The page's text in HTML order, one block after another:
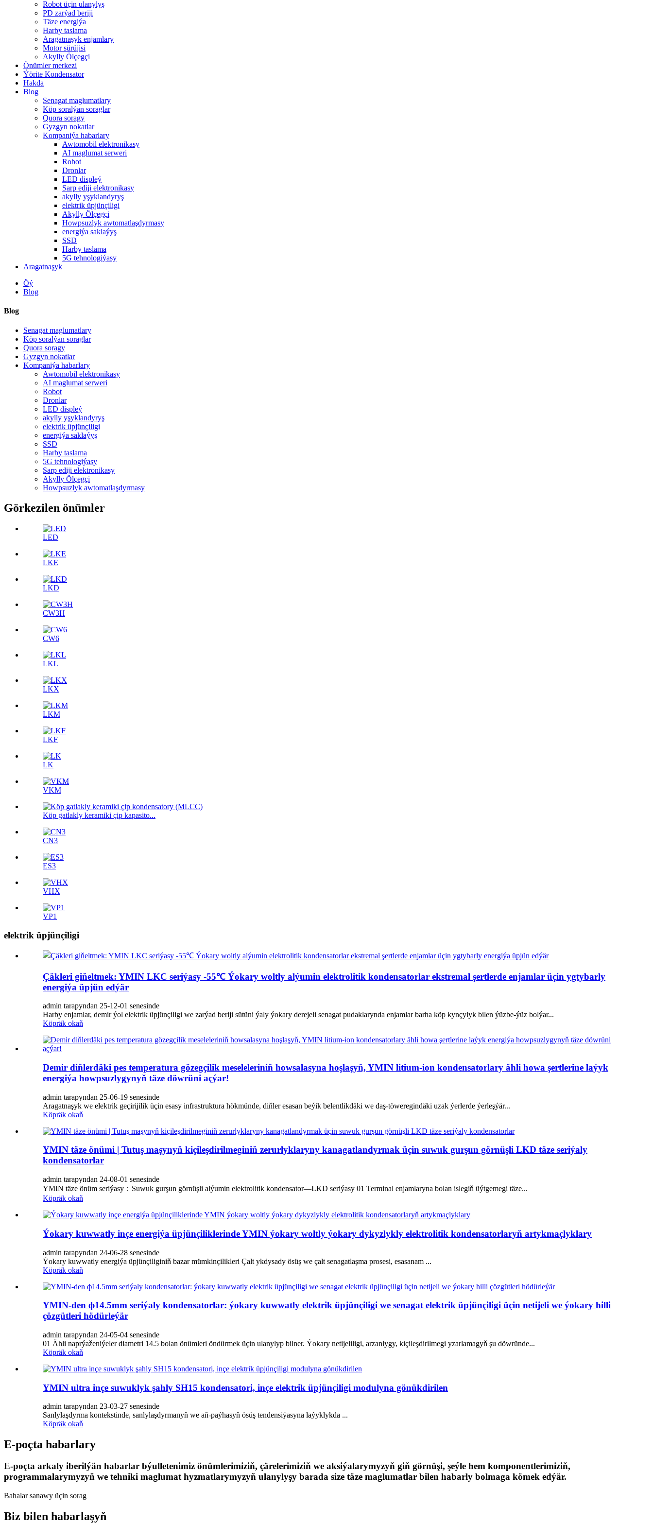
Robot üçin ulanylyş
PD zarýad beriji
Täze energiýa
Harby taslama
Aragatnaşyk enjamlary
Motor sürüjisi
Akylly Ölçegçi
Önümler merkezi
Ýörite Kondensator
Hakda
Blog
Senagat maglumatlary
Köp soralýan soraglar
Quora soragy
Gyzgyn nokatlar
Kompaniýa habarlary
Awtomobil elektronikasy
AI maglumat serweri
Robot
Dronlar
LED displeý
Sarp ediji elektronikasy
akylly yşyklandyryş
elektrik üpjünçiligi
Akylly Ölçegçi
Howpsuzlyk awtomatlaşdyrmasy
energiýa saklaýyş
SSD
Harby taslama
5G tehnologiýasy
Aragatnaşyk
Öý
Blog
Blog
Senagat maglumatlary
Köp soralýan soraglar
Quora soragy
Gyzgyn nokatlar
Kompaniýa habarlary
Awtomobil elektronikasy
AI maglumat serweri
Robot
Dronlar
LED displeý
akylly yşyklandyryş
elektrik üpjünçiligi
energiýa saklaýyş
SSD
Harby taslama
5G tehnologiýasy
Sarp ediji elektronikasy
Akylly Ölçegçi
Howpsuzlyk awtomatlaşdyrmasy
Görkezilen önümler
LED
LKE
LKD
CW3H
CW6
LKL
LKX
LKM
LKF
LK
VKM
Köp gatlakly keramiki çip kapasito...
CN3
ES3
VHX
VP1
elektrik üpjünçiligi
Çäkleri giňeltmek: YMIN LKC seriýasy -55℃ Ýokary woltly alýumin elektrolitik kondensatorlar ekstremal şertlerde enjamlar üçin ygtybarly
energiýa üpjün edýär
admin tarapyndan 25-12-01 senesinde
Harby enjamlar, demir ýol elektrik üpjünçiligi we zarýad beriji sütüni ýaly ýokary derejeli senagat pudaklarynda enjamlar barha köp kynçylyk bilen ýüzbe-ýüz bolýar...
Köpräk okaň
Demir diňlerdäki pes temperatura gözegçilik meseleleriniň howsalasyna hoşlaşyň, YMIN litium-ion kondensatorlary ähli howa şertlerine laýyk
energiýa howpsuzlygynyň täze döwrüni açýar!
admin tarapyndan 25-06-19 senesinde
Aragatnaşyk we elektrik geçirijilik üçin esasy infrastruktura hökmünde, diňler esasan beýik belentlikdäki we daş-töweregindäki uzak ýerlerde ýerleşýär...
Köpräk okaň
YMIN täze önümi | Tutuş maşynyň kiçileşdirilmeginiň zerurlyklaryny kanagatlandyrmak üçin suwuk gurşun görnüşli LKD täze seriýaly
kondensatorlar
admin tarapyndan 24-08-01 senesinde
YMIN täze önüm seriýasy：Suwuk gurşun görnüşli alýumin elektrolitik kondensator—LKD seriýasy 01 Terminal enjamlaryna bolan islegiň üýtgemegi täze...
Köpräk okaň
Ýokary kuwwatly inçe energiýa üpjünçiliklerinde YMIN ýokary woltly ýokary dykyzlykly elektrolitik kondensatorlaryň artykmaçlyklary
admin tarapyndan 24-06-28 senesinde
Ýokary kuwwatly energiýa üpjünçiliginiň bazar mümkinçilikleri Çalt ykdysady ösüş we çalt senagatlaşma prosesi, esasanam ...
Köpräk okaň
YMIN-den ф14.5mm seriýaly kondensatorlar: ýokary kuwwatly elektrik üpjünçiligi we senagat elektrik üpjünçiligi üçin netijeli we ýokary hilli
çözgütleri hödürleýär
admin tarapyndan 24-05-04 senesinde
01 Ähli naprýaženiýeler diametri 14.5 bolan önümleri öndürmek üçin ulanylyp bilner. Ýokary netijeliligi, arzanlygy, kiçileşdirilmegi yzarlamagyň şu döwründe...
Köpräk okaň
YMIN ultra inçe suwuklyk şahly SH15 kondensatori, inçe elektrik üpjünçiligi modulyna gönükdirilen
admin tarapyndan 23-03-27 senesinde
Sanlylaşdyrma kontekstinde, sanlylaşdyrmanyň we aň-paýhasyň ösüş tendensiýasyna laýyklykda ...
Köpräk okaň
E-poçta habarlary
E-poçta arkaly iberilýän habarlar býulletenimiz önümlerimiziň, çärelerimiziň we aksiýalarymyzyň giň görnüşi, şeýle hem komponentlerimiziň,
programmalarymyzyň we tehniki maglumat hyzmatlarymyzyň ulanylyşy barada size täze maglumatlar bilen habarly bolmaga kömek edýär.
Bahalar sanawy üçin sorag
Biz bilen habarlaşyň